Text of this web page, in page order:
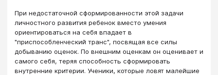
При недостаточной сформированности этой задачи
личностного развития ребенок вместо умения
ориентироваться на себя впадает в
"приспособленческий транс", посвящая все силы
добыванию оценок. По внешним оценкам он оценивает и
самого себя, теряя способность сформировать
внутренние критерии. Ученики, которые ловят малейшие